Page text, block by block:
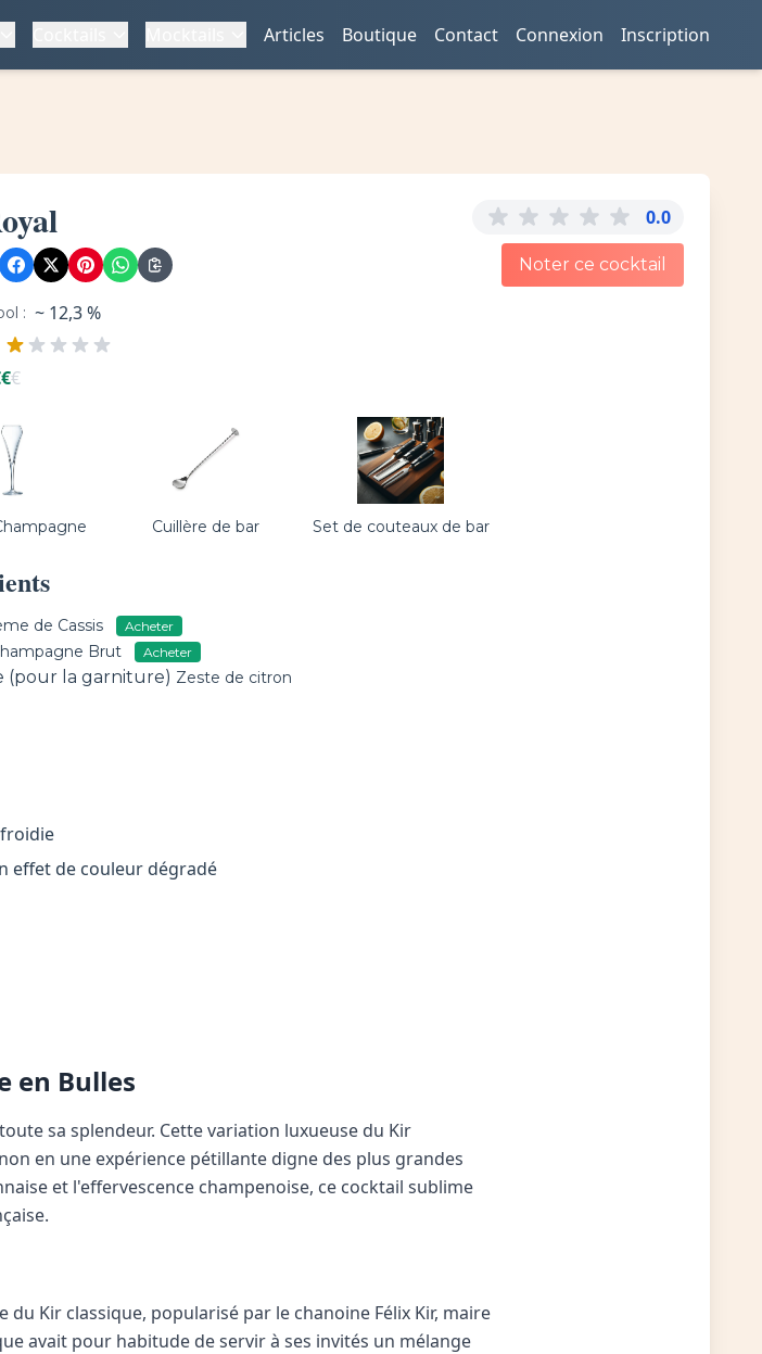
Articles Boutique Contact Connexion Inscription
: ~ 12,3 %
€€
0.0
Noter ce cocktail
Cuillère de bar Set de couteaux de bar
de Cassis Acheter
Brut Acheter
(pour la garniture) Zeste de citron
effet de couleur dégradé
en Bulles
sa splendeur. Cette variation luxueuse du Kir
en une expérience pétillante digne des plus grandes
et l'effervescence champenoise, ce cocktail sublime
Kir classique, popularisé par le chanoine Félix Kir, maire
avait pour habitude de servir à ses invités un mélange